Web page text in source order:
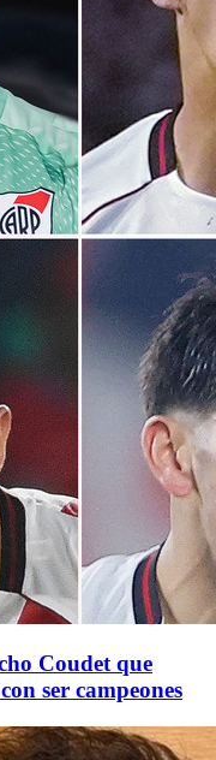
Coudet que
ser campeones